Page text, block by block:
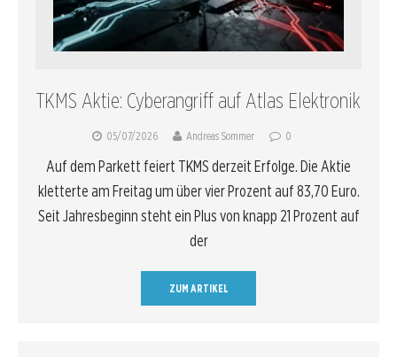
TKMS Aktie: Cyberangriff auf Atlas Elektronik
05/07/2026 Andreas Sommer 0
Auf dem Parkett feiert TKMS derzeit Erfolge. Die Aktie
kletterte am Freitag um über vier Prozent auf 83,70 Euro.
Seit Jahresbeginn steht ein Plus von knapp 21 Prozent auf
der
ZUM ARTIKEL